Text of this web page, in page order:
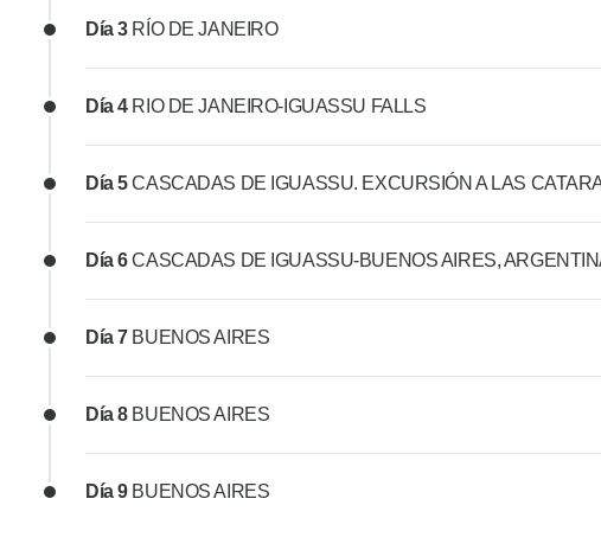
Día 3 RÍO DE JANEIRO
Día 4 RIO DE JANEIRO-IGUASSU FALLS
Día 5CASCADAS DE IGUASSU. EXCURSIÓN A LAS
Día 6CASCADAS DE IGUASSU-BUENOS AIRES,
Día 7 BUENOS AIRES
Día 8 BUENOS AIRES
Día 9 BUENOS AIRES